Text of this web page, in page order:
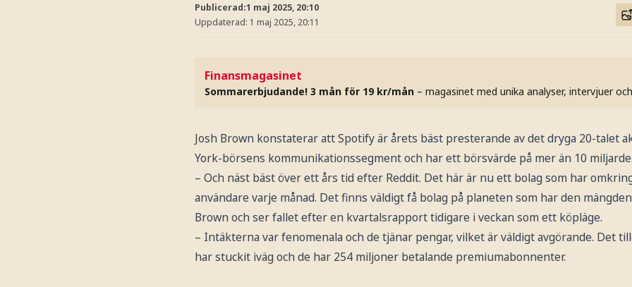
Publicerad:1 maj 2025, 20:10
Uppdaterad: 1 maj 2025, 20:11
Finansmagasinet
Sommarerbjudande! 3 mån för 19 kr/mån – magasinet med unika analyser, intervjuer
Josh Brown konstaterar att Spotify är årets bäst presterande av det dryga 20-talet
York-börsens kommunikationssegment och har ett börsvärde på mer än 10
– Och näst bäst över ett års tid efter Reddit. Det här är nu ett bolag som har
användare varje månad. Det finns väldigt få bolag på planeten som har den
Brown och ser fallet efter en kvartalsrapport tidigare i veckan som ett köpläge.
– Intäkterna var fenomenala och de tjänar pengar, vilket är väldigt avgörande. Det
har stuckit iväg och de har 254 miljoner betalande premiumabonnenter.